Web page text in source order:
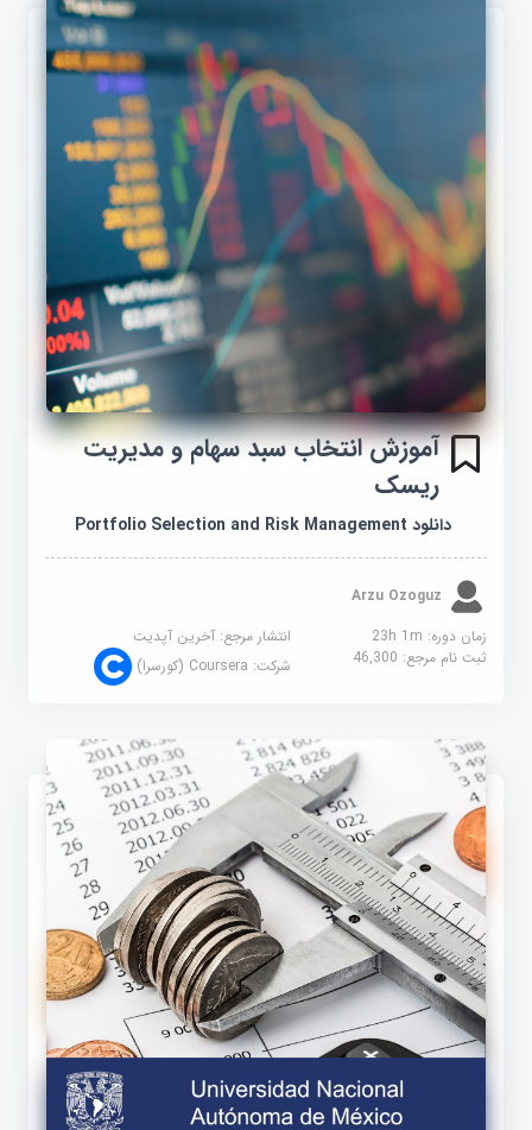
آموزش انتخاب سبد سهام و مدیریت
ریسک
دانلود Portfolio Selection and Risk Management
Arzu Ozoguz
زمان دوره: 23h 1m
انتشار مرجع:آخرین آپدیت
ثبت نام مرجع:46,300 شرکت:Coursera (کورسرا)